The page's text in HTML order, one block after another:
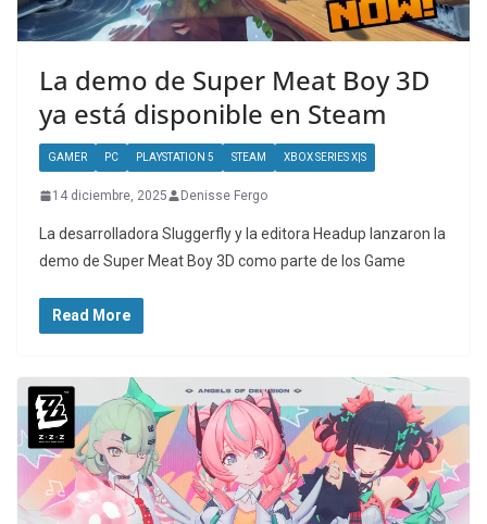
La demo de Super Meat Boy 3D
ya está disponible en Steam
GAMER PC PLAYSTATION 5 STEAM XBOX SERIES X|S
14 diciembre, 2025 Denisse Fergo
La desarrolladora Sluggerfly y la editora Headup lanzaron la
demo de Super Meat Boy 3D como parte de los Game
Read More